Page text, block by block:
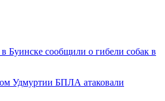
Буинске сообщили о гибели собак в
Удмуртии БПЛА атаковали